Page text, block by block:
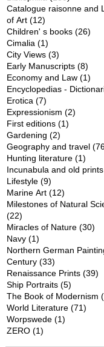
Catalogue raisonne and
of Art (12)
Children' s books (26)
Cimalia (1)
City Views (3)
Early Manuscripts (8)
Economy and Law (1)
Encyclopedias -
Erotica (7)
Expressionism (2)
First editions (1)
Gardening (2)
Geography and travel
Hunting literature (1)
Incunabula and old prints
Lifestyle (9)
Marine Art (12)
Milestones of Natural
(22)
Miracles of Nature (30)
Navy (1)
Northern German
Century (33)
Renaissance Prints (39)
Ship Portraits (5)
The Book of Modernism
World Literature (71)
Worpswede (1)
ZERO (1)